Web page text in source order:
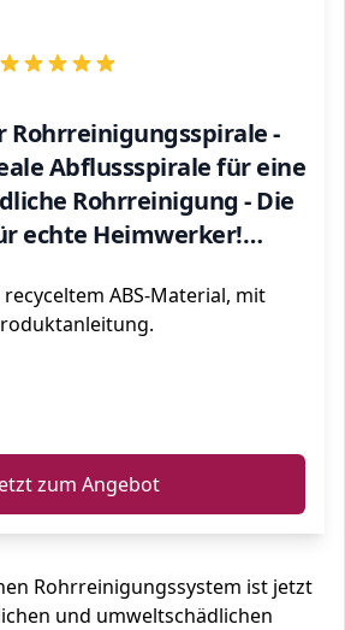
-
Abflussspirale für eine
Rohrreinigung - Die
echte Heimwerker!
ABS-Material, mit
zum Angebot
Rohrreinigungssystem ist jetzt
und umweltschädlichen